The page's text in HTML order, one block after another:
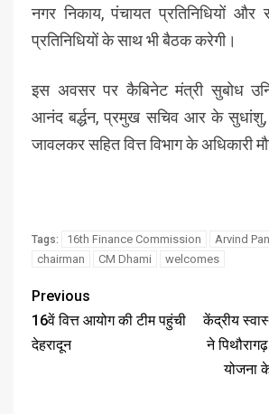
नगर निकाय, पंचायत प्रतिनिधियों और
प्रतिनिधियों के साथ भी बैठक करेगी।
इस अवसर पर कैबिनेट मंत्री सुबोध
आनंद बर्द्धन, प्रमुख सचिव आर के सुधांशु,
जावलकर सहित वित्त विभाग के अधिकारी
Tags: 16th Finance Commission
Arvind
chairman
CM Dhami welcomes
Previous
16वें वित्त आयोग की टीम पहुंची
देहरादून
केंद्रीय
ने
योजना